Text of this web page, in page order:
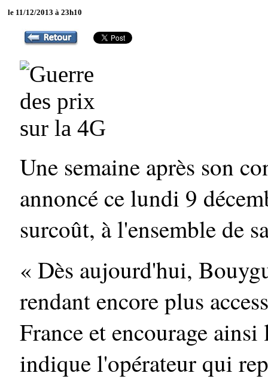
le 11/12/2013 à 23h10
Une semaine après son
annoncé ce lundi 9
surcoût, à l'ensemble de
« Dès aujourd'hui,
rendant encore plus
France et encourage
indique l'opérateur qui